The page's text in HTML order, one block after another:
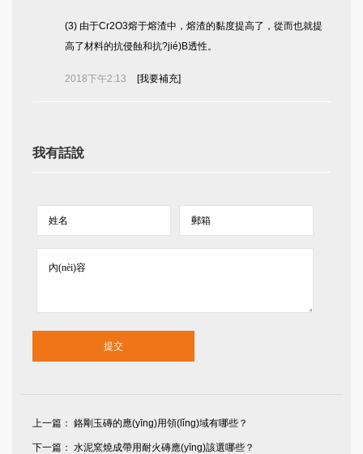
(3) 由于Cr2O3熔于熔渣中，熔渣的黏度提高了，從而也就提
高了材料的抗侵蝕和抗?jié)B透性。
2018下午2:13 [我要補充]
我有話說
上一篇： 鉻剛玉磚的應(yīng)用領(lǐng)域有哪些？
下一篇： 水泥窯燒成帶用耐火磚應(yīng)該選哪些？